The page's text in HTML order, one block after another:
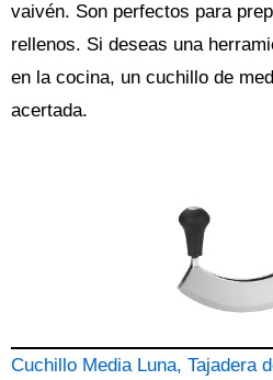
vaivén. Son perfectos para
rellenos. Si deseas una
en la cocina, un cuchillo de
acertada.
Cuchillo Media Luna, Tajadera